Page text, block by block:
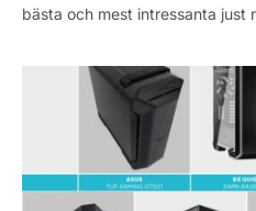
bästa och mest intressanta just